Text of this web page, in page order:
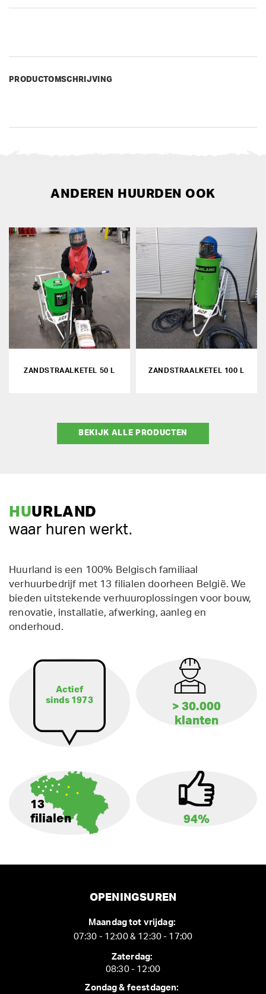
PRODUCTOMSCHRIJVING
ANDEREN HUURDEN OOK
ZANDSTRAALKETEL 50 L ZANDSTRAALKETEL 100 L
BEKIJK ALLE PRODUCTEN
HUURLAND
waar huren werkt.
Huurland is een 100% Belgisch familiaal
verhuurbedrijf met 13 filialen doorheen België. We
bieden uitstekende verhuuroplossingen voor bouw,
renovatie, installatie, afwerking, aanleg en
onderhoud.
Actief
sinds 1973
> 30.000
klanten
13
filialen
94%
OPENINGSUREN
Maandag tot vrijdag:
07:30 - 12:00 & 12:30 - 17:00
Zaterdag:
08:30 - 12:00
Zondag & feestdagen: